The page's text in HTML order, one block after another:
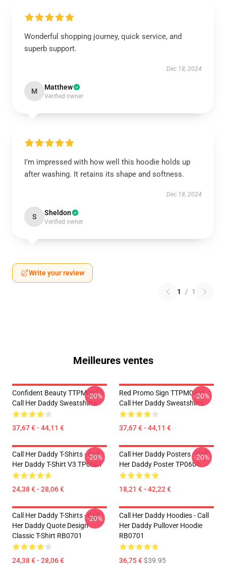
Wonderful shopping journey, quick service, and
superb support.
Dec 18, 2024
M Matthew
Verified owner
I’m impressed with how well this hoodie holds up
after washing. It retains its shape and softness.
Dec 18, 2024
S Sheldon
Verified owner
Write your review
1 / 1
Meilleures ventes
Confident Beauty TTPM0901
Call Her Daddy Sweatshirts
37,67 € - 44,11 €
-20%
Red Promo Sign TTPM0901
Call Her Daddy Sweatshirts
37,67 € - 44,11 €
-20%
Call Her Daddy T-Shirts - Call
Her Daddy T-Shirt V3 TP0601
24,38 € - 28,06 €
-20%
Call Her Daddy Posters - Call
Her Daddy Poster TP0601
18,21 € - 42,22 €
-20%
Call Her Daddy T-Shirts - Call
Her Daddy Quote Design
Classic T-Shirt RB0701
24,38 € - 28,06 €
-20%
Call Her Daddy Hoodies - Call
Her Daddy Pullover Hoodie
RB0701
36,75 €$39.95